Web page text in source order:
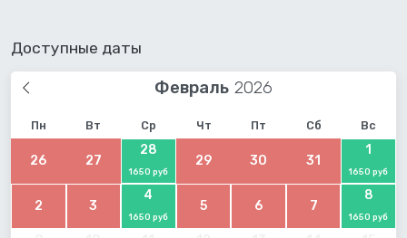
Доступные даты
Февраль
Пн Вт Ср Чт Пт Сб Вс
26 27
28
1650 руб
29 30 31
1
1650 руб
2 3
4
1650 руб
5 6 7
8
1650 руб